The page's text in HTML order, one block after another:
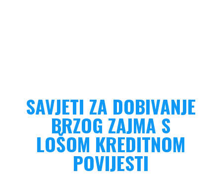
SAVJETI ZA DOBIVANJE
BRZOG ZAJMA S
LOŠOM KREDITNOM
POVIJESTI